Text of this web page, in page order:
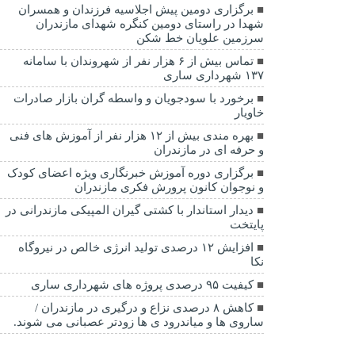
برگزاری دومین پیش اجلاسیه فرزندان و همسران
شهدا در راستای دومین کنگره شهدای مازندران
سرزمین علویان خط شکن
تماس بیش از ۶ هزار نفر از شهروندان با سامانه
۱۳۷ شهرداری ساری
برخورد با سودجویان و واسطه گران بازار صادرات
خاویار
بهره مندی بیش از ۱۲ هزار نفر از آموزش های فنی
و حرفه ای در مازندران
برگزاری دوره آموزش خبرنگاری ویژه اعضای کودک
و نوجوان کانون پرورش فکری مازندران
دیدار استاندار با کشتی گیران المپیکی مازندرانی در
پایتخت
افزایش ۱۲ درصدی تولید انرژی خالص در نیروگاه
نکا
کیفیت ۹۵ درصدی پروژه های شهرداری ساری
کاهش ۸ درصدی نزاع و درگیری در مازندران /
ساروی ها و میاندرود ی ها زودتر عصبانی می شوند.